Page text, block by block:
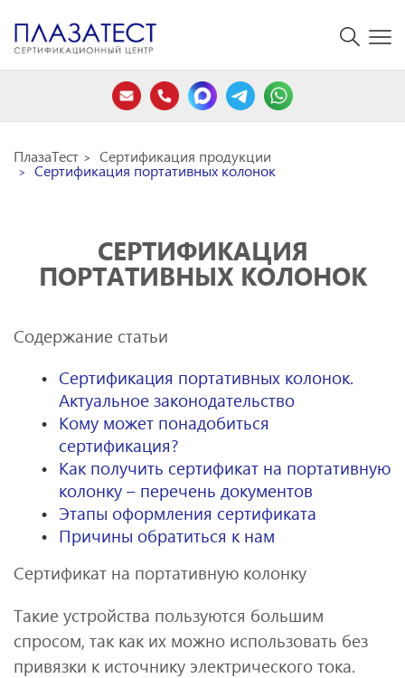
ПлазаТест Сертификация продукции
Сертификация портативных колонок
СЕРТИФИКАЦИЯ
ПОРТАТИВНЫХ КОЛОНОК
Содержание статьи
Сертификация портативных колонок.
Актуальное законодательство
Кому может понадобиться
сертификация?
Как получить сертификат на портативную
колонку – перечень документов
Этапы оформления сертификата
Причины обратиться к нам
Сертификат на портативную колонку
Такие устройства пользуются большим
спросом, так как их можно использовать без
привязки к источнику электрического тока.